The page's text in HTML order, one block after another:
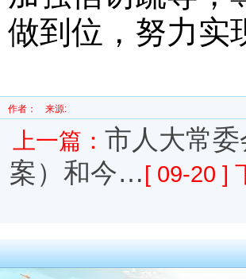
做到位，努力实
作者： 来源:
上一篇： 市人大常
案）和今…[ 09-20 ]